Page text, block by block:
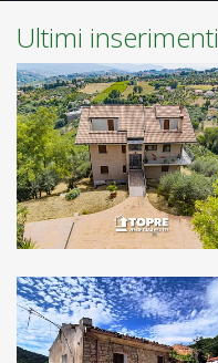
Ultimi inserimenti